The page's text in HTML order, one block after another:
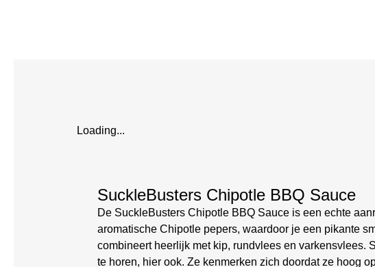
Loading...
SuckleBusters Chipotle BBQ Sauce
De SuckleBusters Chipotle BBQ Sauce is een echte
aromatische Chipotle pepers, waardoor je een pikante
combineert heerlijk met kip, rundvlees en varkensvlees.
te horen, hier ook. Ze kenmerken zich doordat ze hoog